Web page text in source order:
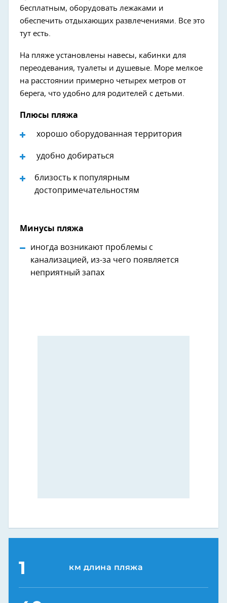
бесплатным, оборудовать лежаками и
обеспечить отдыхающих развлечениями. Все это
тут есть.
На пляже установлены навесы, кабинки для
переодевания, туалеты и душевые. Море мелкое
на расстоянии примерно четырех метров от
берега, что удобно для родителей с детьми.
Плюсы пляжа
хорошо оборудованная территория
удобно добираться
близость к популярным
достопримечательностям
Минусы пляжа
иногда возникают проблемы с
канализацией, из-за чего появляется
неприятный запах
1 км длина пляжа